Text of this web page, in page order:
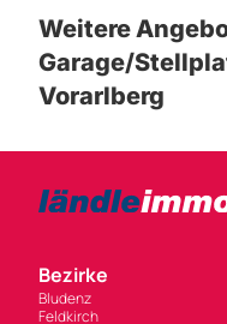
Bezirke
Bludenz
Informieren
Werben mit ländleimmo.at
Preise & Leistungen für